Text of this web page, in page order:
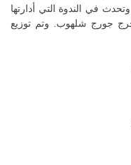
في الندوة التي أدارتها
جورج شلهوب. وتم توزيع